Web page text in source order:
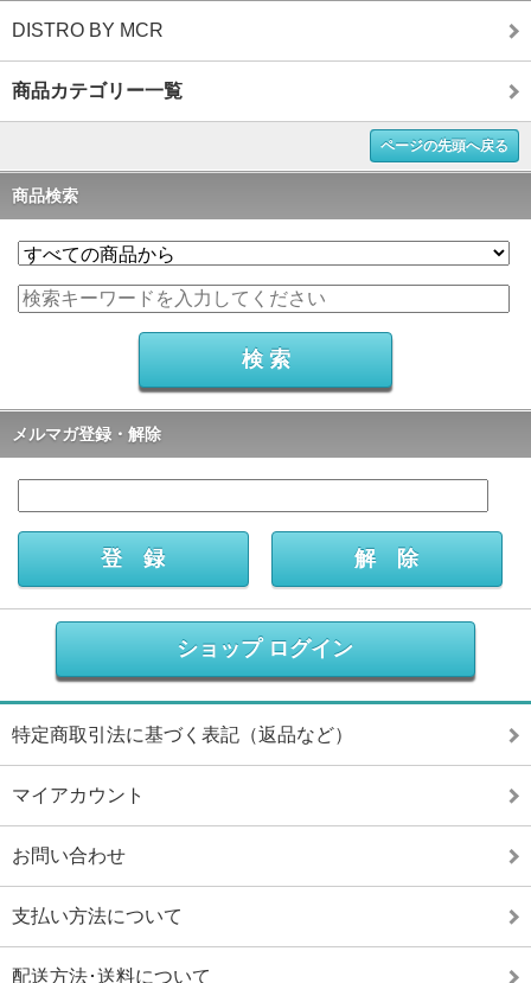
DISTRO BY MCR
商品カテゴリー一覧
ページの先頭へ戻る
商品検索
メルマガ登録・解除
ショップ ログイン
特定商取引法に基づく表記（返品など）
マイアカウント
お問い合わせ
支払い方法について
配送方法･送料について